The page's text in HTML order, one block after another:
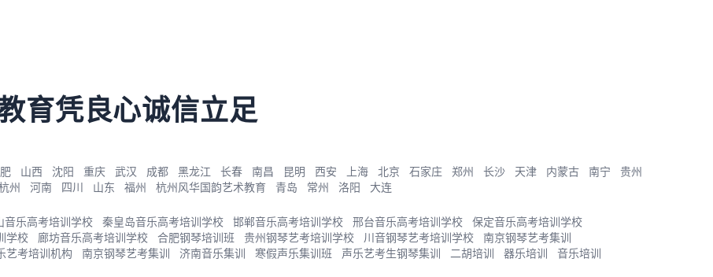
育凭良心诚信立足
山西 沈阳 重庆 武汉 成都 黑龙江 长春 南昌 昆明 西安 上海 北京 石家庄 郑州 长沙 天津 内蒙古 南宁
贵州
州 河南 四川 山东 福州 杭州风华国韵艺术教育 青岛 常州 洛阳 大连
音乐高考培训学校 秦皇岛音乐高考培训学校 邯郸音乐高考培训学校 邢台音乐高考培训学校
保定音乐高考培训学校
学校 廊坊音乐高考培训学校 合肥钢琴培训班 贵州钢琴艺考培训学校 川音钢琴艺考培训学校
南京钢琴艺考集训
艺考培训机构 南京钢琴艺考集训 济南音乐集训 寒假声乐集训班 声乐艺考生钢琴集训 二胡培训 器乐培训
音乐培训